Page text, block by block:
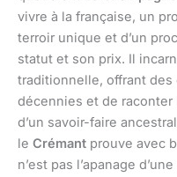
vivre à la française, un
terroir unique et d’un
statut et son prix. Il
traditionnelle, offrant
décennies et de raconter
d’un savoir-faire
le Crémant prouve avec
n’est pas l’apanage